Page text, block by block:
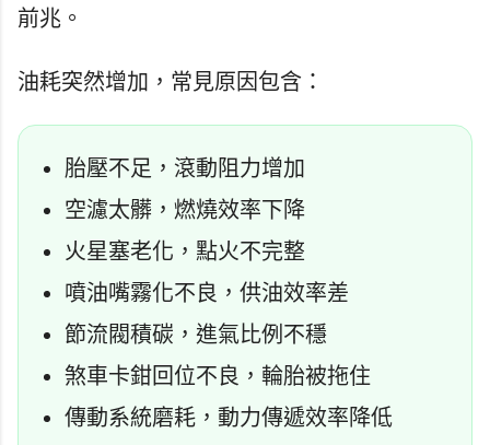
前兆。
油耗突然增加，常見原因包含：
胎壓不足，滾動阻力增加
空濾太髒，燃燒效率下降
火星塞老化，點火不完整
噴油嘴霧化不良，供油效率差
節流閥積碳，進氣比例不穩
煞車卡鉗回位不良，輪胎被拖住
傳動系統磨耗，動力傳遞效率降低